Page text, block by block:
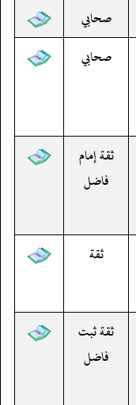
صحابي
صحابي
ثقة إمام
فاضل
ثقة
ثقة ثبت
فاضل